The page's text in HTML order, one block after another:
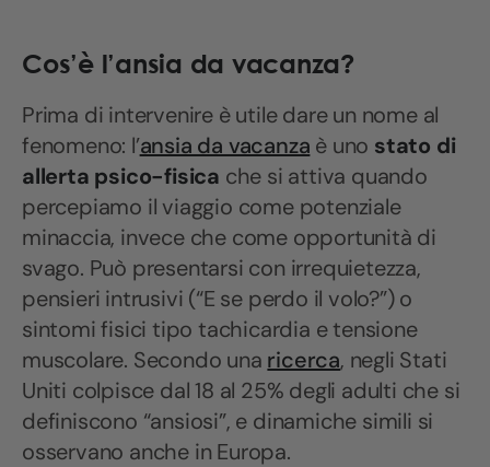
Cos’è l’ansia da vacanza?
Prima di intervenire è utile dare un nome al
fenomeno: l’ansia da vacanza è uno stato di
allerta psico-fisica che si attiva quando
percepiamo il viaggio come potenziale
minaccia, invece che come opportunità di
svago. Può presentarsi con irrequietezza,
pensieri intrusivi (“E se perdo il volo?”) o
sintomi fisici tipo tachicardia e tensione
muscolare. Secondo una ricerca, negli Stati
Uniti colpisce dal 18 al 25% degli adulti che si
definiscono “ansiosi”, e dinamiche simili si
osservano anche in Europa.